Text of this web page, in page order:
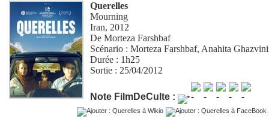
Querelles
Mourning
Iran, 2012
DeMorteza Farshbaf
Scénario :Morteza Farshbaf, Anahita
Durée : 1h25
Sortie : 25/04/2012
Note FilmDeCulte :